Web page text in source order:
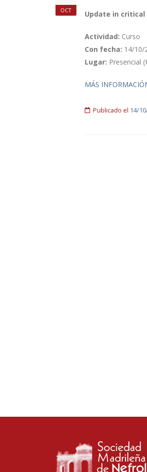
OCT Update in
Actividad: Curso
Con fecha: 14/10/
Lugar: Presencial
MÁS
Publicado el 14/